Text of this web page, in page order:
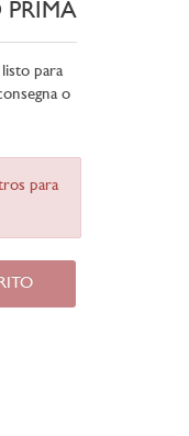
PRIMA
para
o
para